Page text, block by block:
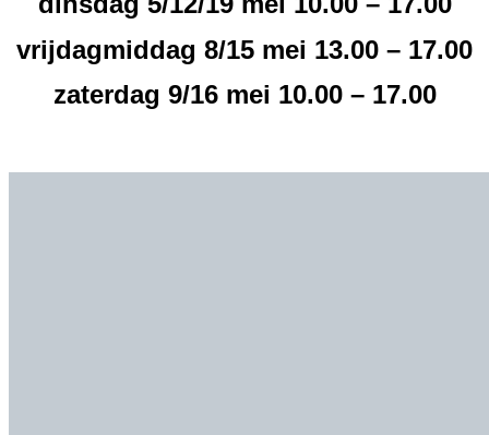
vrijdagmiddag 8/15 mei 13.00 – 17.00
zaterdag 9/16 mei 10.00 – 17.00